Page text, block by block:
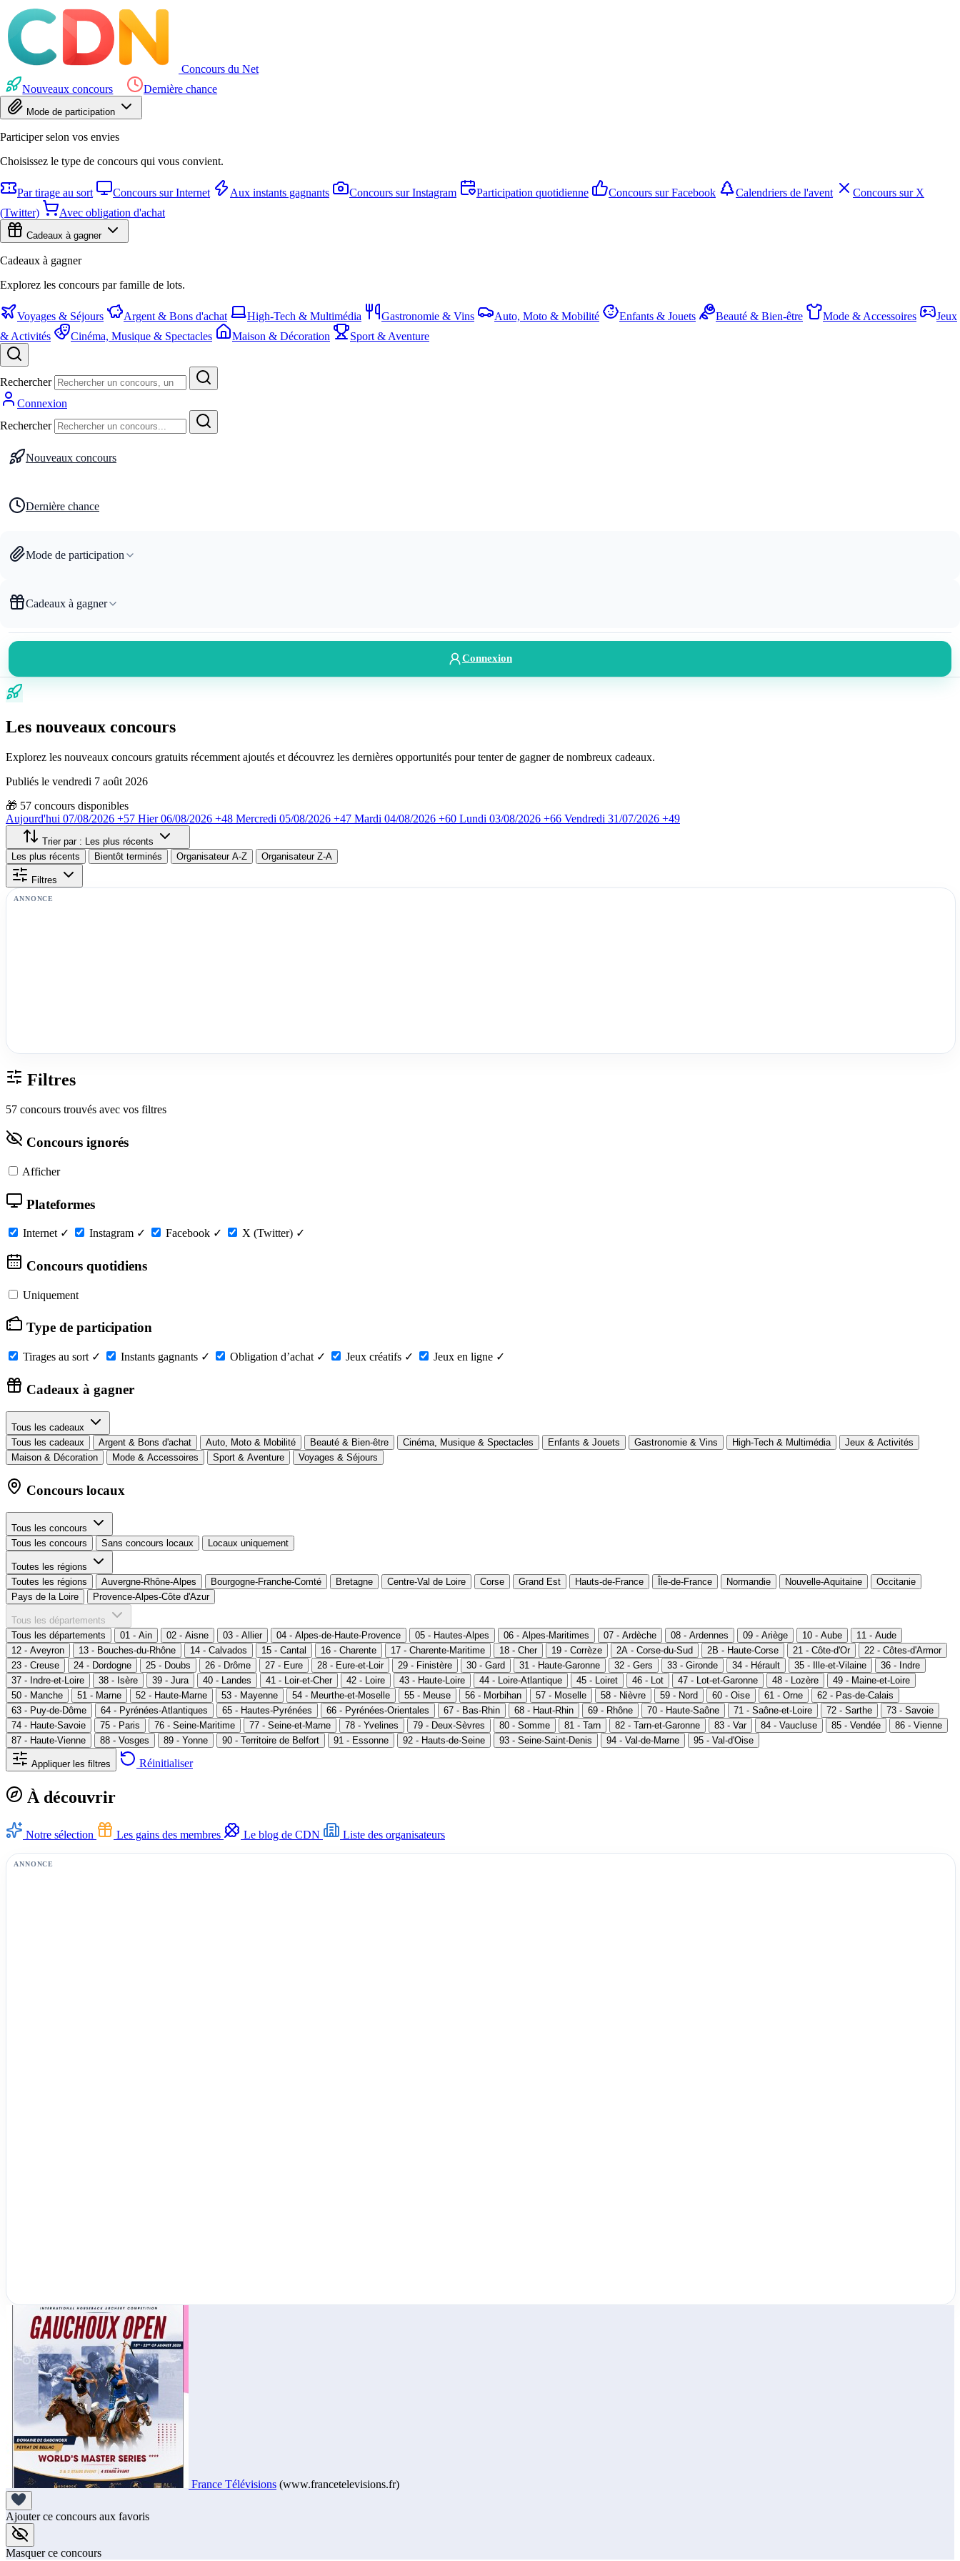
Concours du Net
Nouveaux concours
Dernière chance
Mode de participation
Participer selon vos envies
Choisissez le type de concours qui vous convient.
Par tirage au sort Concours sur Internet Aux instants gagnants Concours sur Instagram Participation quotidienne Concours sur Facebook Calendriers de l'avent
Concours sur X
(Twitter)
Avec obligation d'achat
Cadeaux à gagner
Cadeaux à gagner
Explorez les concours par famille de lots.
Voyages & Séjours Argent & Bons d'achat High-Tech & Multimédia Gastronomie & Vins Auto, Moto & Mobilité Enfants & Jouets Beauté & Bien-être Mode & Accessoires
Jeux
& Activités
Cinéma, Musique & Spectacles Maison & Décoration Sport & Aventure
Rechercher
Connexion
Rechercher
Nouveaux concours
Dernière chance
Mode de participation
Cadeaux à gagner
Connexion
Les nouveaux concours
Explorez les nouveaux concours gratuits récemment ajoutés et découvrez les dernières opportunités pour tenter de gagner de nombreux cadeaux.
Publiés le vendredi 7 août 2026
🎁 57 concours disponibles
Aujourd'hui 07/08/2026 +57 Hier 06/08/2026 +48 Mercredi 05/08/2026 +47 Mardi 04/08/2026 +60 Lundi 03/08/2026 +66 Vendredi 31/07/2026 +49
Trier par :
Les plus récents
Les plus récents
Bientôt terminés Organisateur A-Z Organisateur Z-A
Filtres
ANNONCE
Filtres
57 concours trouvés avec vos filtres
Concours ignorés
Afficher
Plateformes
Internet ✓ Instagram ✓ Facebook ✓ X (Twitter) ✓
Concours quotidiens
Uniquement
Type de participation
Tirages au sort ✓ Instants gagnants ✓ Obligation d’achat ✓ Jeux créatifs ✓ Jeux en ligne ✓
Cadeaux à gagner
Tous les cadeaux
Tous les cadeaux
Argent & Bons d'achat Auto, Moto & Mobilité Beauté & Bien-être Cinéma, Musique & Spectacles Enfants & Jouets Gastronomie & Vins High-Tech & Multimédia
Jeux & Activités
Maison & Décoration
Mode & Accessoires Sport & Aventure Voyages & Séjours
Concours locaux
Tous les concours
Tous les concours
Sans concours locaux Locaux uniquement
Toutes les régions
Toutes les régions
Auvergne-Rhône-Alpes Bourgogne-Franche-Comté Bretagne Centre-Val de Loire Corse Grand Est Hauts-de-France Île-de-France Normandie Nouvelle-Aquitaine
Occitanie
Pays de la Loire
Provence-Alpes-Côte d'Azur
Tous les départements
Tous les départements
01 - Ain 02 - Aisne 03 - Allier 04 - Alpes-de-Haute-Provence 05 - Hautes-Alpes 06 - Alpes-Maritimes 07 - Ardèche 08 - Ardennes 09 - Ariège 10 - Aube
11 - Aude
12 - Aveyron
13 - Bouches-du-Rhône 14 - Calvados 15 - Cantal 16 - Charente 17 - Charente-Maritime 18 - Cher 19 - Corrèze 2A - Corse-du-Sud 2B - Haute-Corse 21 - Côte-d'Or
22 - Côtes-d'Armor
23 - Creuse
24 - Dordogne 25 - Doubs 26 - Drôme 27 - Eure 28 - Eure-et-Loir 29 - Finistère 30 - Gard 31 - Haute-Garonne 32 - Gers 33 - Gironde 34 - Hérault 35 - Ille-et-Vilaine
36 - Indre
37 - Indre-et-Loire
38 - Isère 39 - Jura 40 - Landes 41 - Loir-et-Cher 42 - Loire 43 - Haute-Loire 44 - Loire-Atlantique 45 - Loiret 46 - Lot 47 - Lot-et-Garonne 48 - Lozère
49 - Maine-et-Loire
50 - Manche
51 - Marne 52 - Haute-Marne 53 - Mayenne 54 - Meurthe-et-Moselle 55 - Meuse 56 - Morbihan 57 - Moselle 58 - Nièvre 59 - Nord 60 - Oise 61 - Orne
62 - Pas-de-Calais
63 - Puy-de-Dôme
64 - Pyrénées-Atlantiques 65 - Hautes-Pyrénées 66 - Pyrénées-Orientales 67 - Bas-Rhin 68 - Haut-Rhin 69 - Rhône 70 - Haute-Saône 71 - Saône-et-Loire 72 - Sarthe
73 - Savoie
74 - Haute-Savoie
75 - Paris 76 - Seine-Maritime 77 - Seine-et-Marne 78 - Yvelines 79 - Deux-Sèvres 80 - Somme 81 - Tarn 82 - Tarn-et-Garonne 83 - Var 84 - Vaucluse 85 - Vendée
86 - Vienne
87 - Haute-Vienne
88 - Vosges 89 - Yonne 90 - Territoire de Belfort 91 - Essonne 92 - Hauts-de-Seine 93 - Seine-Saint-Denis 94 - Val-de-Marne 95 - Val-d'Oise
Appliquer les filtres Réinitialiser
À découvrir
Notre sélection Les gains des membres Le blog de CDN Liste des organisateurs
ANNONCE
France Télévisions (www.francetelevisions.fr)
Ajouter ce concours aux favoris
Masquer ce concours